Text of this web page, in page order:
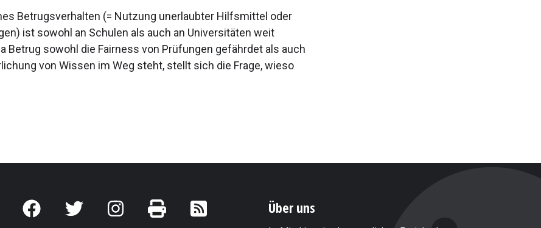
Betrugsverhalten (= Nutzung unerlaubter Hilfsmittel oder
ist sowohl an Schulen als auch an Universitäten weit
Betrug sowohl die Fairness von Prüfungen gefährdet als auch
von Wissen im Weg steht, stellt sich die Frage, wieso
Über uns